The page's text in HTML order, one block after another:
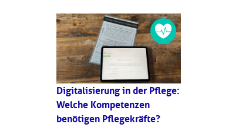
Digitalisierung in der Pflege:
Welche Kompetenzen
benötigen Pflegekräfte?